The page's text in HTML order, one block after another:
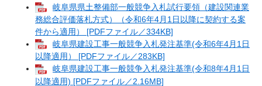
岐阜県県土整備部一般競争入札試行要領（建設関連業
務総合評価落札方式）（令和6年4月1日以降に契約する案
件から適用） [PDFファイル／334KB]
岐阜県建設工事一般競争入札発注基準(令和6年4月1日
以降適用） [PDFファイル／283KB]
岐阜県建設工事一般競争入札発注基準(令和8年4月1日
以降適用) [PDFファイル／2.16MB]